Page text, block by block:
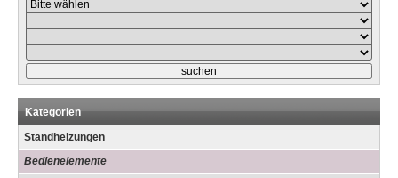
Kategorien
Standheizungen
Bedienelemente